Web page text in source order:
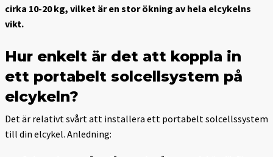
cirka 10-20 kg, vilket är en stor ökning av hela elcykelns
vikt.
Hur enkelt är det att koppla in
ett portabelt solcellsystem på
elcykeln?
Det är relativt svårt att installera ett portabelt solcellssystem
till din elcykel. Anledning: